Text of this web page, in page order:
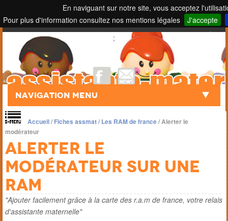
En naviguant sur notre site, vous acceptez
Pour plus d'information consultez nos mentions légales
J'accepte
Touch to Search
;
Navigation Menu
Accueil/Fiches assmat/Les RAM de france/Alerter le
modérateur
Alerter le
modérateur sur une
ram
"Ajouter facilement grâce à la carte des r.a.m de france, votre relais
d'assistante maternelle"